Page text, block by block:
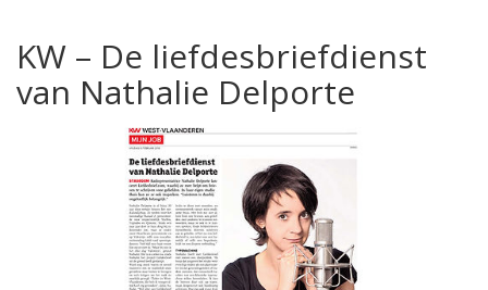
KW – De liefdesbriefdienst
van Nathalie Delporte